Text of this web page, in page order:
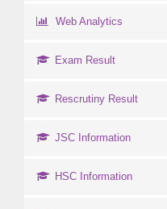
Web Analytics
Exam Result
Rescrutiny Result
JSC Information
HSC Information